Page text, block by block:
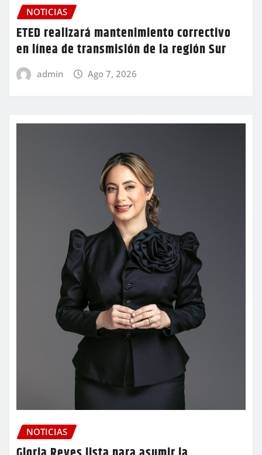
NOTICIAS
ETED realizará mantenimiento correctivo
en línea de transmisión de la región Sur
admin Ago 7, 2026
NOTICIAS